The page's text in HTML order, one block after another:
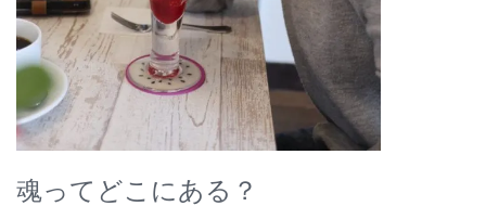
魂ってどこにある？